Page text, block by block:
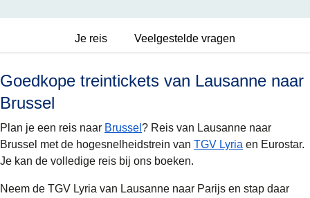
Je reis Veelgestelde vragen
Goedkope treintickets van Lausanne naar
Brussel
Plan je een reis naar Brussel ? Reis van Lausanne naar
Brussel met de hogesnelheidstrein van TGV Lyria en Eurostar.
Je kan de volledige reis bij ons boeken.
Neem de TGV Lyria van Lausanne naar Parijs en stap daar